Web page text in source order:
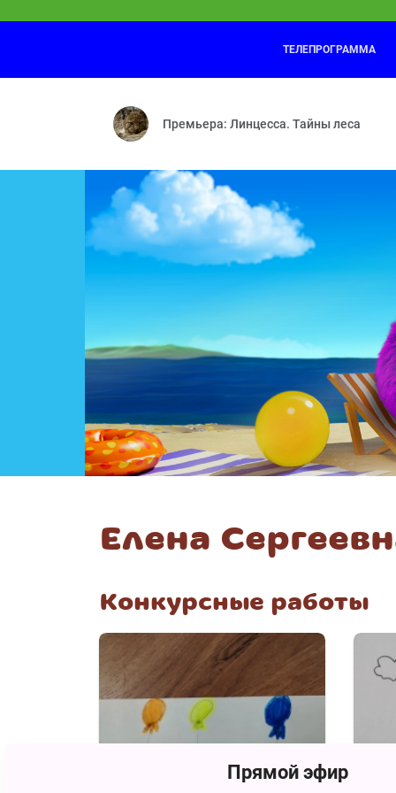
Важное поручение — Кто тут самый-
ТЕЛЕПРОГРАММА
Премьера: Линцесса. Тайны леса
Елена
Конкурсные работы
112
Прямой эфир